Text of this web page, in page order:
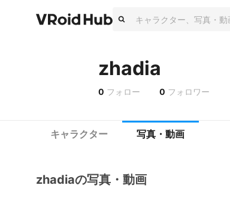
zhadia
0 フォロー 0 フォロワー
キャラクター 写真・動画
zhadiaの写真・動画